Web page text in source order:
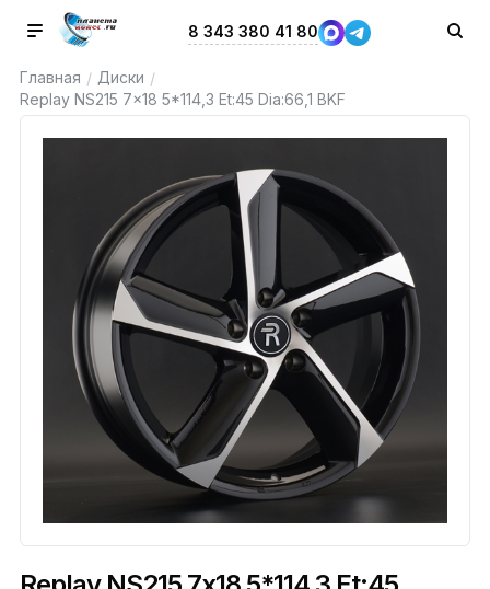
8 343 380 41 80
Главная / Диски /
Replay NS215 7x18 5*114,3 Et:45 Dia:66,1 BKF